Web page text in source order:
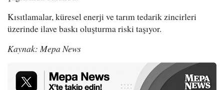
Kısıtlamalar, küresel enerji ve tarım tedarik zincirleri
üzerinde ilave baskı oluşturma riski taşıyor.
Kaynak: Mepa News